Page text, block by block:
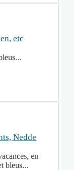
etc
Nedde
en
bleus...